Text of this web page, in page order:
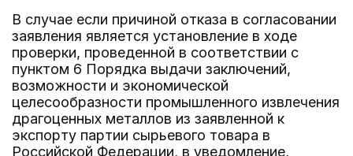
В случае если причиной отказа в согласовании
заявления является установление в ходе
проверки, проведенной в соответствии с
пунктом 6 Порядка выдачи заключений,
возможности и экономической
целесообразности промышленного извлечения
драгоценных металлов из заявленной к
экспорту партии сырьевого товара в
Российской Федерации, в уведомление,